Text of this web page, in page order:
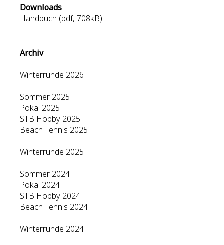
Downloads
Handbuch (pdf, 708kB)
Archiv
Winterrunde 2026
Sommer 2025
Pokal 2025
STB Hobby 2025
Beach Tennis 2025
Winterrunde 2025
Sommer 2024
Pokal 2024
STB Hobby 2024
Beach Tennis 2024
Winterrunde 2024